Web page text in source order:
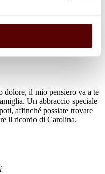
dolore, il mio pensiero va a te
Un abbraccio speciale
affinché possiate trovare
il ricordo di Carolina.